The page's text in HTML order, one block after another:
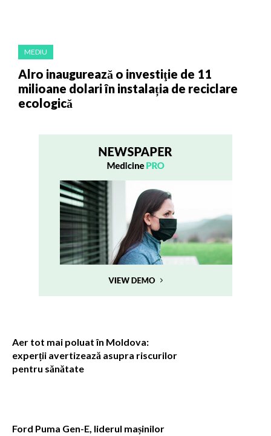
MEDIU
Alro inaugurează o investiţie de 11
milioane dolari în instalația de reciclare
ecologică
Aer tot mai poluat în Moldova:
experții avertizează asupra riscurilor
pentru sănătate
Ford Puma Gen-E, liderul mașinilor